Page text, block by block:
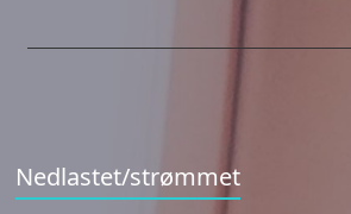
Nedlastet/strømmet